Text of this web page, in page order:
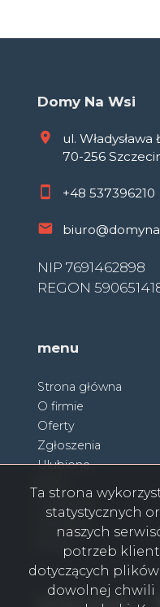
Domy Na Wsi
ul.
70-256
+48 537396210
NIP 7691462898
REGON
menu
Strona główna
O firmie
Oferty
Zgłoszenia
Ulubione
Kontakt
social media
Ta strona
statystycznych
naszych
potrzeb
dotyczących
dowolnej chwili